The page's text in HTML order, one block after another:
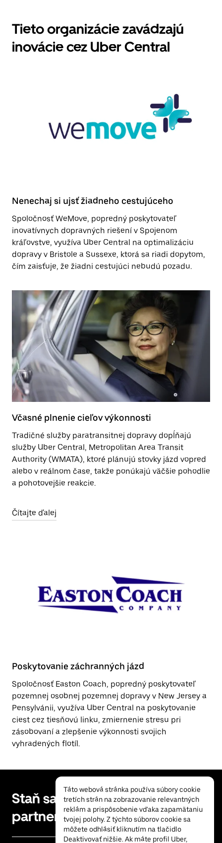
Tieto organizácie zavádzajú
inovácie cez Uber Central
Nenechaj si ujsť žiadneho cestujúceho
Spoločnosť WeMove, popredný poskytovateľ
inovatívnych dopravných riešení v Spojenom
kráľovstve, využíva Uber Central na optimalizáciu
dopravy v Bristole a Sussexe, ktorá sa riadi dopytom,
čím zaisťuje, že žiadni cestujúci nebudú pozadu.
Včasné plnenie cieľov výkonnosti
Tradičné služby paratransitnej dopravy dopĺňajú
služby Uber Central, Metropolitan Area Transit
Authority (WMATA), ktoré plánujú stovky jázd vopred
alebo v reálnom čase, takže ponúkajú väčšie pohodlie
a pohotovejšie reakcie.
Čítajte ďalej
Poskytovanie záchranných jázd
Spoločnosť Easton Coach, popredný poskytovateľ
pozemnej osobnej pozemnej dopravy v New Jersey a
Pensylvánii, využíva Uber Central na poskytovanie
ciest cez tiesňovú linku, zmiernenie stresu pri
zásobovaní a zlepšenie výkonnosti svojich
vyhradených flotíl.
Staň sa naším
partnerom
Táto webová stránka používa súbory cookie
tretích strán na zobrazovanie relevantných
reklám a prispôsobenie vďaka zapamätaniu
tvojej polohy. Z týchto súborov cookie sa
môžete odhlásiť kliknutím na tlačidlo
Deaktivovať nižšie. Ak máte profil Uber,